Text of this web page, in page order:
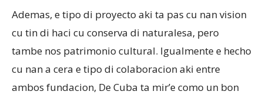
Ademas, e tipo di proyecto aki ta pas cu nan vision
cu tin di haci cu conserva di naturalesa, pero
tambe nos patrimonio cultural. Igualmente e hecho
cu nan a cera e tipo di colaboracion aki entre
ambos fundacion, De Cuba ta mir’e como un bon